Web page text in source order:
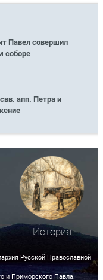
Павел совершил
соборе
апп. Петра и
История
Русской Православной
и Приморского Павла.